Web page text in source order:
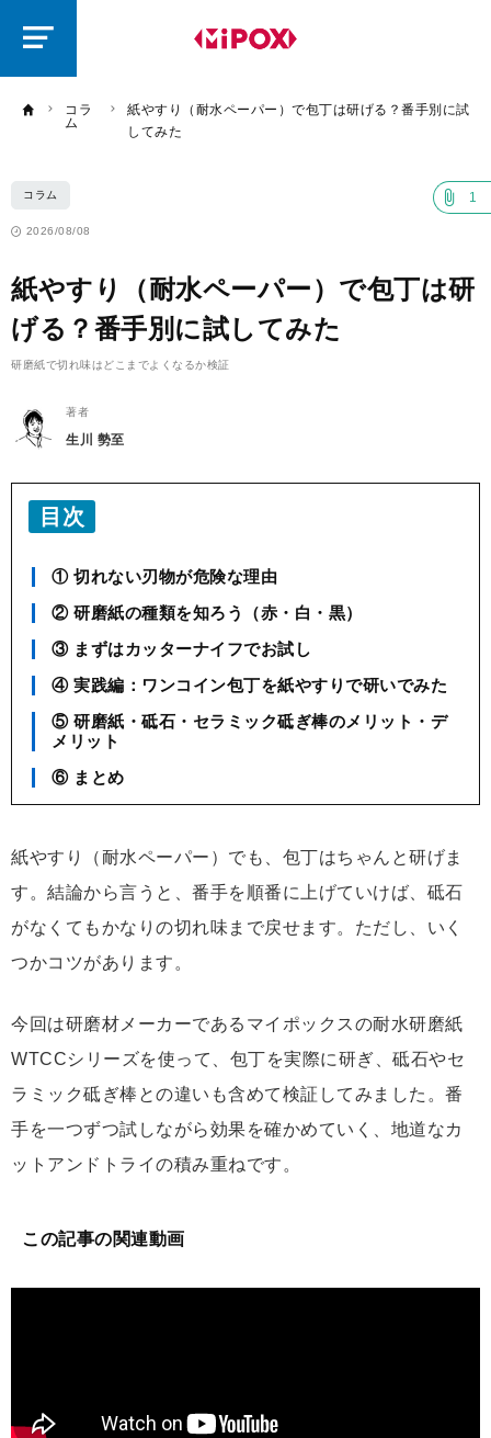
コラ
ム
紙やすり（耐水ペーパー）で包丁は研げる？番手別に試
してみた
コラム 1
2026/08/08
紙やすり（耐水ペーパー）で包丁は研
げる？番手別に試してみた
研磨紙で切れ味はどこまでよくなるか検証
著者
生川 勢至
目次
① 切れない刃物が危険な理由
② 研磨紙の種類を知ろう（赤・白・黒）
③ まずはカッターナイフでお試し
④ 実践編：ワンコイン包丁を紙やすりで研いでみた
⑤ 研磨紙・砥石・セラミック砥ぎ棒のメリット・デ
メリット
⑥ まとめ
紙やすり（耐水ペーパー）でも、包丁はちゃんと研げま
す。結論から言うと、番手を順番に上げていけば、砥石
がなくてもかなりの切れ味まで戻せます。ただし、いく
つかコツがあります。
今回は研磨材メーカーであるマイポックスの耐水研磨紙
WTCCシリーズを使って、包丁を実際に研ぎ、砥石やセ
ラミック砥ぎ棒との違いも含めて検証してみました。番
手を一つずつ試しながら効果を確かめていく、地道なカ
ットアンドトライの積み重ねです。
この記事の関連動画